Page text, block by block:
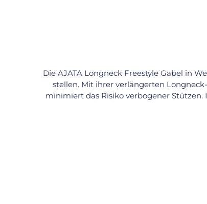
Die AJATA Longneck Freestyle Gabel in
stellen. Mit ihrer verlängerten
minimiert das Risiko verbogener